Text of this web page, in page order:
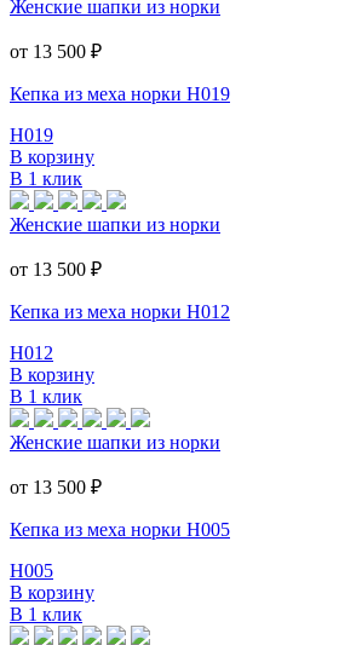
Женские шапки из норки
от 13 500 ₽
Кепка из меха норки Н019
Н019
В корзину
В 1 клик
Женские шапки из норки
от 13 500 ₽
Кепка из меха норки Н012
Н012
В корзину
В 1 клик
Женские шапки из норки
от 13 500 ₽
Кепка из меха норки Н005
Н005
В корзину
В 1 клик